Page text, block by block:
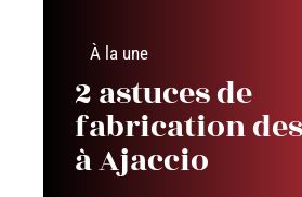
À la une
2 astuces de
fabrication
à Ajaccio